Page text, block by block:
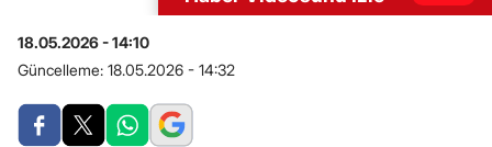
18.05.2026 - 14:10
Güncelleme: 18.05.2026 - 14:32